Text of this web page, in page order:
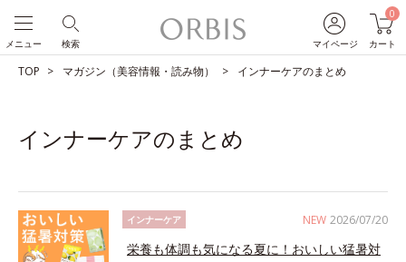
マイページ
0
カート
検索
メニュー
TOP マガジン（美容情報・読み物） インナーケアのまとめ
インナーケアのまとめ
NEW 2026/07/20
インナーケア
栄養も体調も気になる夏に！おいしい猛暑対